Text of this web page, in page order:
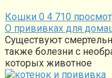
Кошки 0 4 710
О прививках для
Существуют
также болезни с
которых животное